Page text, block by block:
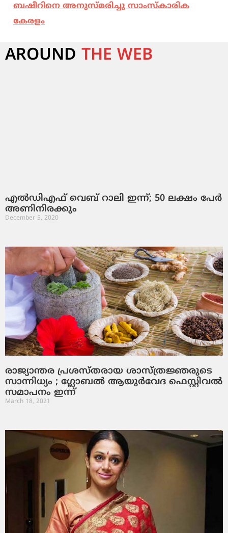
ബഷീറിനെ അനുസ്മരിച്ചു സാംസ്‌കാരിക
കേരളം
AROUND THE WEB
എല്‍ഡിഎഫ് വെബ് റാലി ഇന്ന്; 50 ലക്ഷം പേര്‍
അണിനിരക്കും
December 5, 2020
രാജ്യാന്തര പ്രശസ്തരായ ശാസ്ത്രജ്ഞരുടെ
സാന്നിധ്യം ; ഗ്ലോബല്‍ ആയുര്‍വേദ ഫെസ്റ്റിവല്‍
സമാപനം ഇന്ന്
March 18, 2021